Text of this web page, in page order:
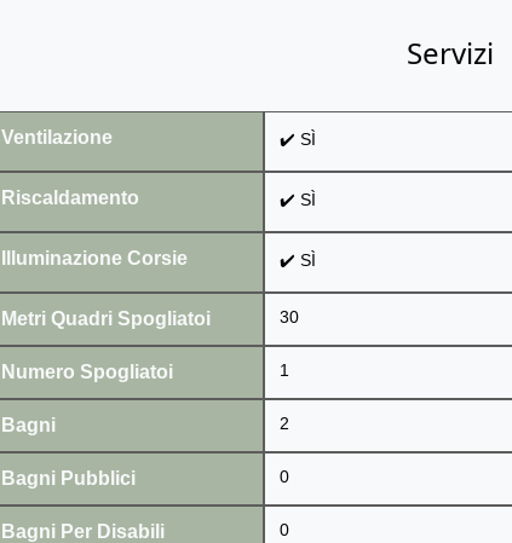
Servizi
Ventilazione ✔️ SÌ
Riscaldamento ✔️ SÌ
Illuminazione Corsie ✔️ SÌ
Metri Quadri Spogliatoi 30
Numero Spogliatoi 1
Bagni 2
Bagni Pubblici 0
Bagni Per Disabili 0